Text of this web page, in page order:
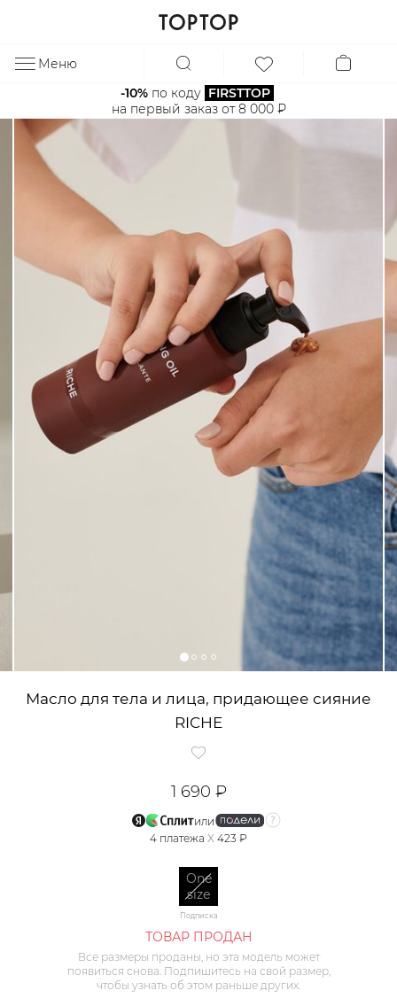
Меню
-10% по коду FIRSTTOP
на первый заказ от 8 000 ₽
Масло для тела и лица, придающее сияние
RICHE
1 690 ₽
или
4 платежа X 423 ₽
One
size
Подписка
ТОВАР ПРОДАН
Все размеры проданы, но эта модель может
появиться снова. Подпишитесь на свой размер,
чтобы узнать об этом раньше других.